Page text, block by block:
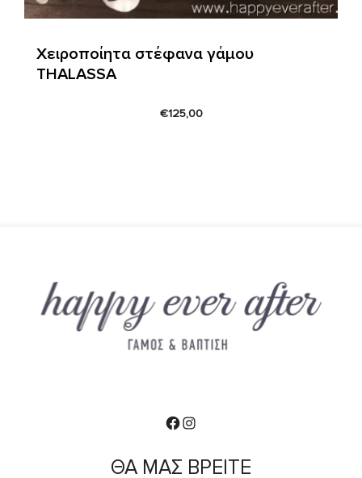
Χειροποίητα στέφανα γάμου
THALASSA
€125,00
ΘΑ ΜΑΣ ΒΡΕΙΤΕ
Facebook
Instagram